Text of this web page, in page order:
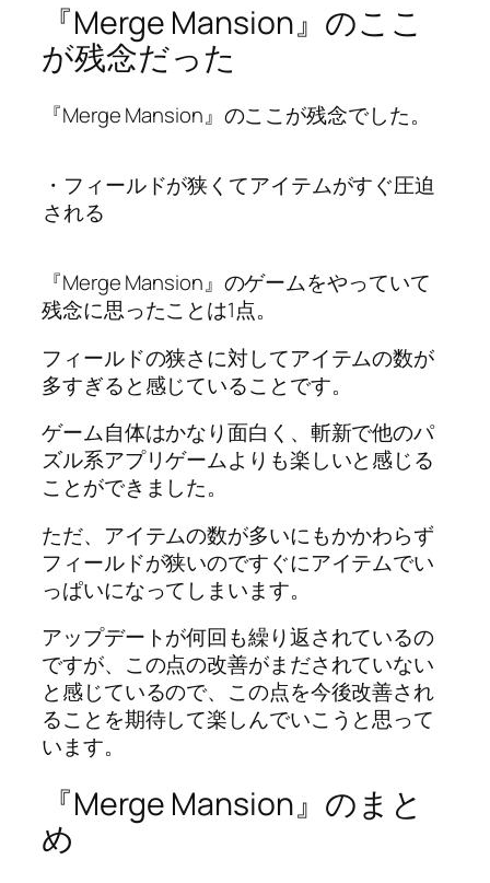
『Merge Mansion』のここ
が残念だった
『Merge Mansion』のここが残念でした。
・フィールドが狭くてアイテムがすぐ圧迫
される
『Merge Mansion』のゲームをやっていて
残念に思ったことは1点。
フィールドの狭さに対してアイテムの数が
多すぎると感じていることです。
ゲーム自体はかなり面白く、斬新で他のパ
ズル系アプリゲームよりも楽しいと感じる
ことができました。
ただ、アイテムの数が多いにもかかわらず
フィールドが狭いのですぐにアイテムでい
っぱいになってしまいます。
アップデートが何回も繰り返されているの
ですが、この点の改善がまだされていない
と感じているので、この点を今後改善され
ることを期待して楽しんでいこうと思って
います。
『Merge Mansion』のまと
め